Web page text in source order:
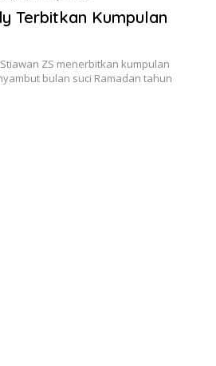
Terbitkan Kumpulan
Stiawan ZS menerbitkan kumpulan
bulan suci Ramadan tahun